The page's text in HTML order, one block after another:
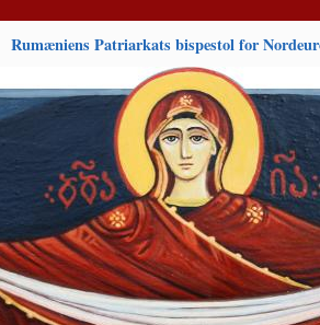
Rumæniens Patriarkats bispestol for